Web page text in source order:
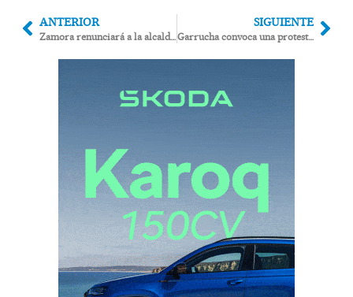
ANTERIOR
Zamora renunciará a la alcaldía de Garrucha «el 28 de enero, tras presentar la campaña turística en Fitur»
SIGUIENTE
Garrucha convoca una protesta contra una normativa europea que amenaza con ahogar la pesca local